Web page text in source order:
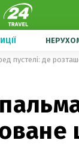
пустелі: де